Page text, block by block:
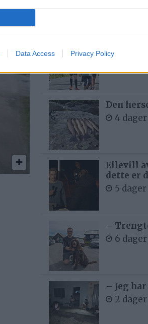
Data Access Privacy Policy
– Det
buken
Den
4
Ellevill
dette er
5
–
6
– Jeg
2